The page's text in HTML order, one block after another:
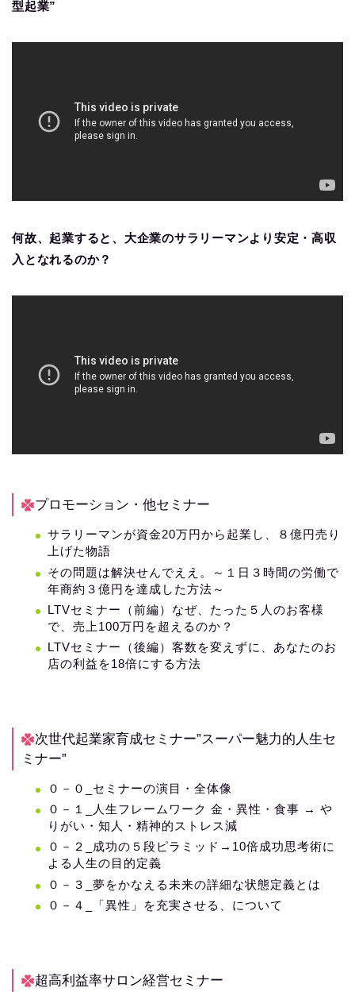
型起業”
何故、起業すると、大企業のサラリーマンより安定・高収
入となれるのか？
プロモーション・他セミナー
サラリーマンが資金20万円から起業し、８億円売り
上げた物語
その問題は解決せんでええ。～１日３時間の労働で
年商約３億円を達成した方法～
LTVセミナー（前編）なぜ、たった５人のお客様
で、売上100万円を超えるのか？
LTVセミナー（後編）客数を変えずに、あなたのお
店の利益を18倍にする方法
次世代起業家育成セミナー”スーパー魅力的人生セ
ミナー”
０－０_セミナーの演目・全体像
０－１_人生フレームワーク 金・異性・食事 → や
りがい・知人・精神的ストレス減
０－２_成功の５段ピラミッド→10倍成功思考術に
よる人生の目的定義
０－３_夢をかなえる未来の詳細な状態定義とは
０－４_「異性」を充実させる、について
超高利益率サロン経営セミナー